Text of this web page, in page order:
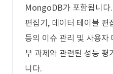
MongoDB가 포함됩니다
편집기, 데이터 테이블 편
등의 이슈 관리 및 사용자
부 과제와 관련된 성능 평
니다.